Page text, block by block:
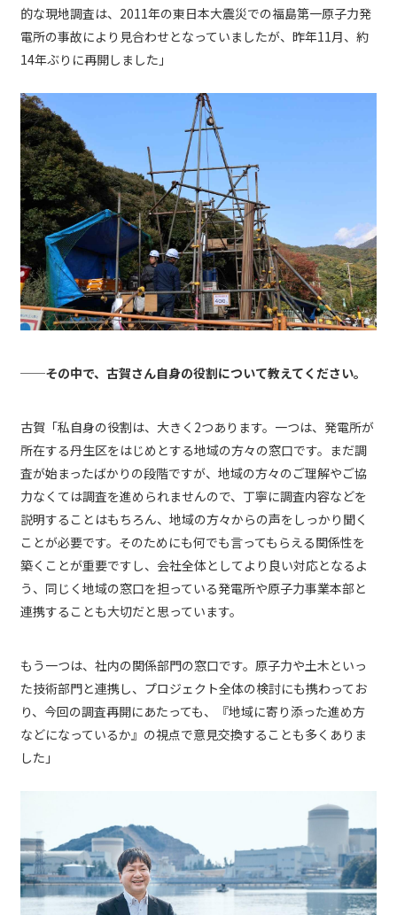
的な現地調査は、2011年の東日本大震災での福島第一原子力発
電所の事故により見合わせとなっていましたが、昨年11月、約
14年ぶりに再開しました」
──その中で、古賀さん自身の役割について教えてください。
古賀「私自身の役割は、大きく2つあります。一つは、発電所が
所在する丹生区をはじめとする地域の方々の窓口です。まだ調
査が始まったばかりの段階ですが、地域の方々のご理解やご協
力なくては調査を進められませんので、丁寧に調査内容などを
説明することはもちろん、地域の方々からの声をしっかり聞く
ことが必要です。そのためにも何でも言ってもらえる関係性を
築くことが重要ですし、会社全体としてより良い対応となるよ
う、同じく地域の窓口を担っている発電所や原子力事業本部と
連携することも大切だと思っています。
もう一つは、社内の関係部門の窓口です。原子力や土木といっ
た技術部門と連携し、プロジェクト全体の検討にも携わってお
り、今回の調査再開にあたっても、『地域に寄り添った進め方
などになっているか』の視点で意見交換することも多くありま
した」